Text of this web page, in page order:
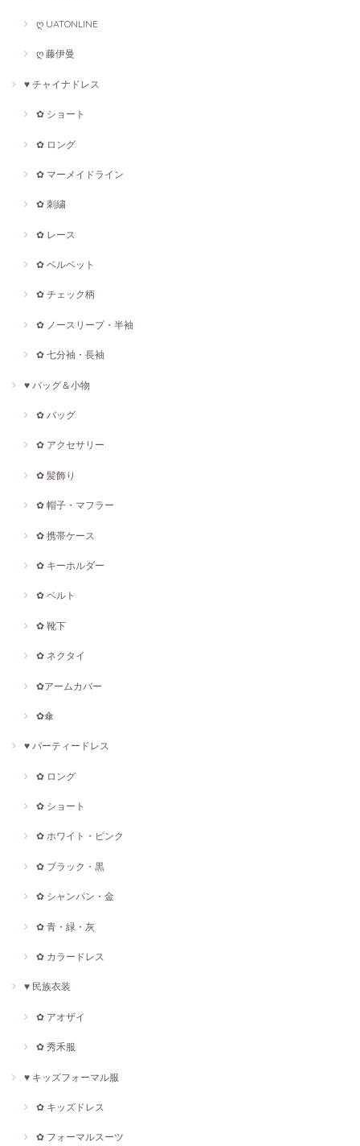
ღ UATONLINE
ღ 藤伊曼
♥ チャイナドレス
✿ ショート
✿ ロング
✿ マーメイドライン
✿ 刺繍
✿ レース
✿ ベルベット
✿ チェック柄
✿ ノースリープ・半袖
✿ 七分袖・長袖
♥ バッグ＆小物
✿ バッグ
✿ アクセサリー
✿ 髪飾り
✿ 帽子・マフラー
✿ 携帯ケース
✿ キーホルダー
✿ ベルト
✿ 靴下
✿ ネクタイ
✿アームカバー
✿傘
♥ パーティードレス
✿ ロング
✿ ショート
✿ ホワイト・ピンク
✿ ブラック・黒
✿ シャンパン・金
✿ 青・緑・灰
✿ カラードレス
♥ 民族衣装
✿ アオザイ
✿ 秀禾服
♥ キッズフォーマル服
✿ キッズドレス
✿ フォーマルスーツ